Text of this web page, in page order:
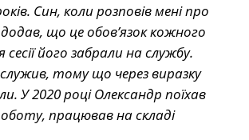
Син, коли розповів мені про
що це обов’язок кожного
сесії його забрали на службу.
тому що через виразку
У 2020 році Олександр поїхав
працював на складі